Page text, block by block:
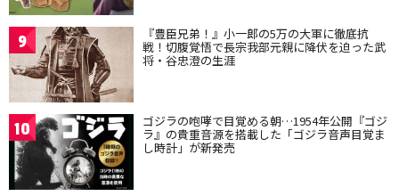
9 『豊臣兄弟！』小一郎の5万の大軍に徹底抗
戦！切腹覚悟で長宗我部元親に降伏を迫った武
将・谷忠澄の生涯
10 ゴジラの咆哮で目覚める朝…1954年公開『ゴジ
ラ』の貴重音源を搭載した「ゴジラ音声目覚ま
し時計」が新発売